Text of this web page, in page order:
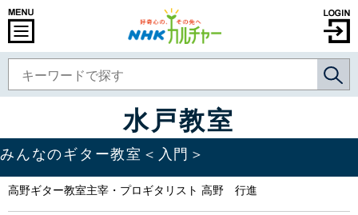
水戸教室
みんなのギター教室＜入門＞
高野ギター教室主宰・プロギタリスト 高野 行進